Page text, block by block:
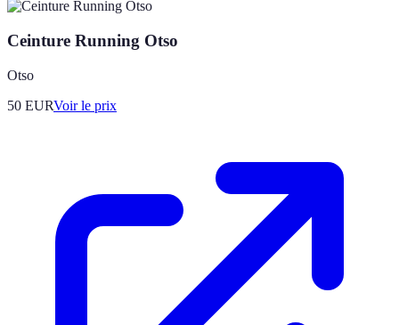
Ceinture Running Otso
Otso
50 EURVoir le prix